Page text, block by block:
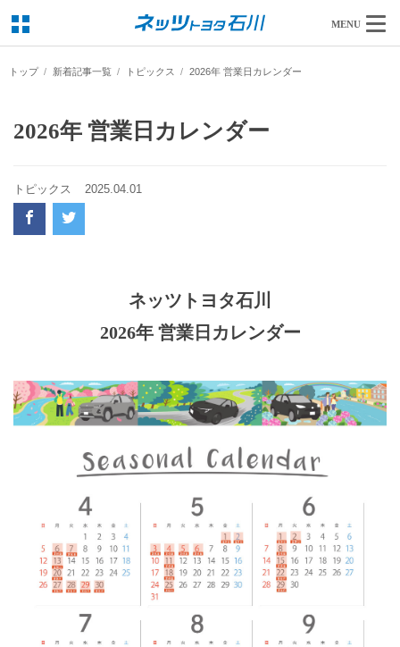
MENU
トップ 新着記事一覧 トピックス 2026年 営業日カレンダー
2026年 営業日カレンダー
トピックス 2025.04.01
ネッツトヨタ石川
2026年 営業日カレンダー